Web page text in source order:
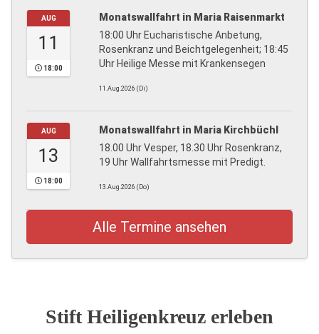
AUG
11
18:00
Monatswallfahrt in Maria Raisenmarkt
18:00 Uhr Eucharistische Anbetung,
Rosenkranz und Beichtgelegenheit; 18:45
Uhr Heilige Messe mit Krankensegen
11.Aug.2026 (Di)
AUG
13
18:00
Monatswallfahrt in Maria Kirchbüchl
18.00 Uhr Vesper, 18.30 Uhr Rosenkranz,
19 Uhr Wallfahrtsmesse mit Predigt.
13.Aug.2026 (Do)
Alle Termine ansehen
Stift Heiligenkreuz erleben